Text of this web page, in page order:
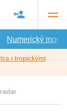
Numerický model
i tropickými